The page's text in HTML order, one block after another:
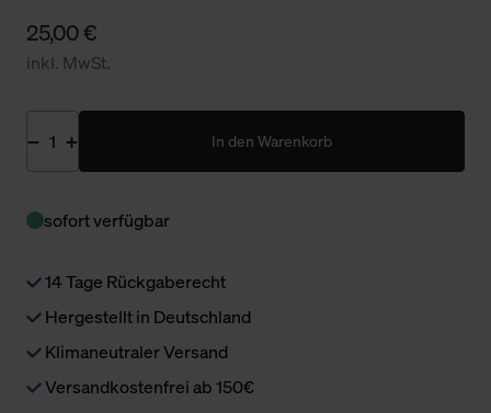
25,00 €
inkl. MwSt.
In den Warenkorb
sofort verfügbar
14 Tage Rückgaberecht
Hergestellt in Deutschland
Klimaneutraler Versand
Versandkostenfrei ab 150€